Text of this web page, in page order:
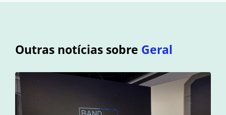
Outras notícias sobre Geral